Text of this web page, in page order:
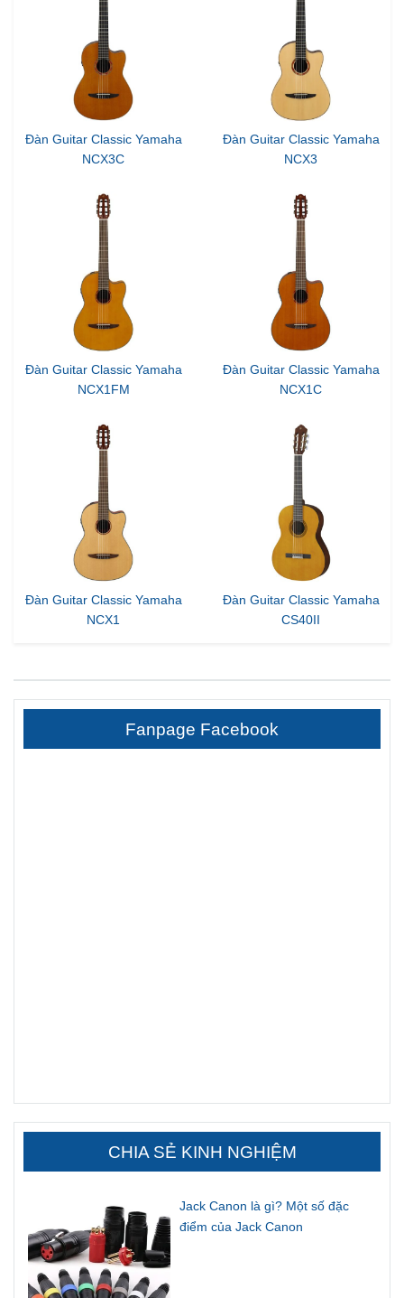
Đàn Guitar Classic Yamaha
NCX3C
Đàn Guitar Classic Yamaha
NCX3
Đàn Guitar Classic Yamaha
NCX1FM
Đàn Guitar Classic Yamaha
NCX1C
Đàn Guitar Classic Yamaha
NCX1
Đàn Guitar Classic Yamaha
CS40II
Fanpage Facebook
CHIA SẺ KINH NGHIỆM
Jack Canon là gì? Một số đặc
điểm của Jack Canon